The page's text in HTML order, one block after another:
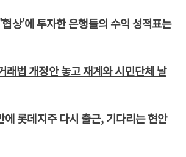
상'에 투자한 은행들의 수익 성적표는
법 개정안 놓고 재계와 시민단체 날
롯데지주 다시 출근, 기다리는 현안